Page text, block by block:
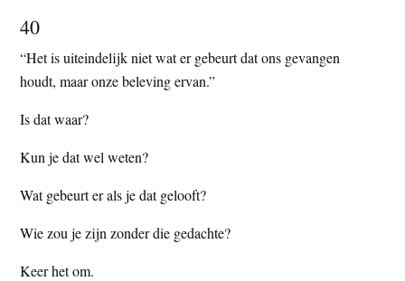
40
“Het is uiteindelijk niet wat er gebeurt dat ons gevangen
houdt, maar onze beleving ervan.”
Is dat waar?
Kun je dat wel weten?
Wat gebeurt er als je dat gelooft?
Wie zou je zijn zonder die gedachte?
Keer het om.